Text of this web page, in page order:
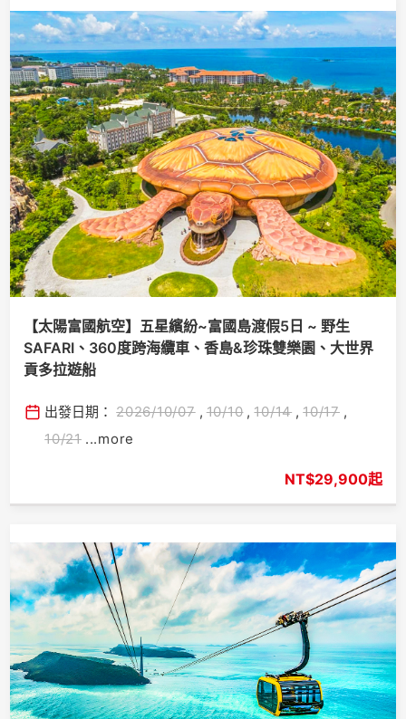
【太陽富國航空】五星繽紛~富國島渡假5日 ~ 野生
SAFARI、360度跨海纜車、香島&珍珠雙樂園、大世界
貢多拉遊船
出發日期：2026/10/07,10/10,10/14 ,10/17,
10/21 ...more
$29,900起